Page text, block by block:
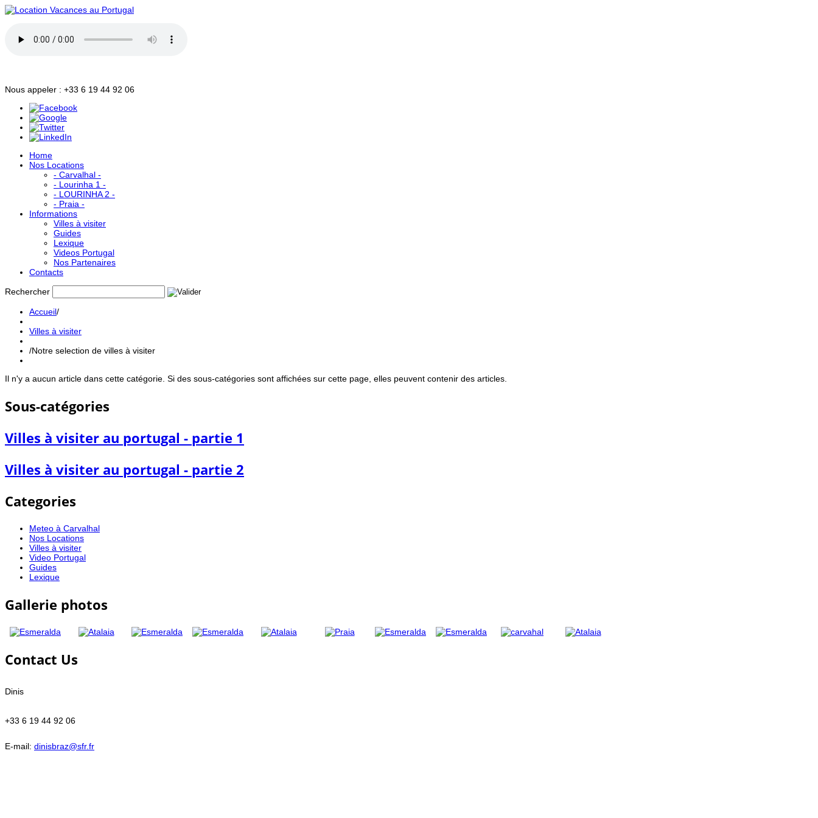
Nous appeler : +33 6 19 44 92 06
Home
Nos Locations
- Carvalhal -
- Lourinha 1 -
- LOURINHA 2 -
- Praia -
Informations
Villes à visiter
Guides
Lexique
Videos Portugal
Nos Partenaires
Contacts
Rechercher
Accueil/
Villes à visiter
/Notre selection de villes à visiter
Il n'y a aucun article dans cette catégorie. Si des sous-catégories sont affichées sur cette page, elles peuvent contenir des articles.
Sous-catégories
Villes à visiter au portugal - partie 1
Villes à visiter au portugal - partie 2
Categories
Meteo à Carvalhal
Nos Locations
Villes à visiter
Video Portugal
Guides
Lexique
Gallerie photos
Contact Us
Dinis
+33 6 19 44 92 06
E-mail: dinisbraz@sfr.fr